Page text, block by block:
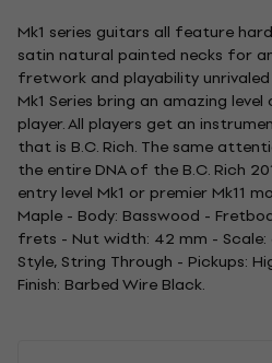
Mk1 series guitars all feature
satin natural painted necks for
fretwork and playability
Mk1 Series bring an amazing
player. All players get an
that is B.C. Rich. The same
the entire DNA of the B.C. Rich
entry level Mk1 or premier Mk11
Maple - Body: Basswood -
frets - Nut width: 42 mm - Scale:
Style, String Through - Pickups:
Finish: Barbed Wire Black.